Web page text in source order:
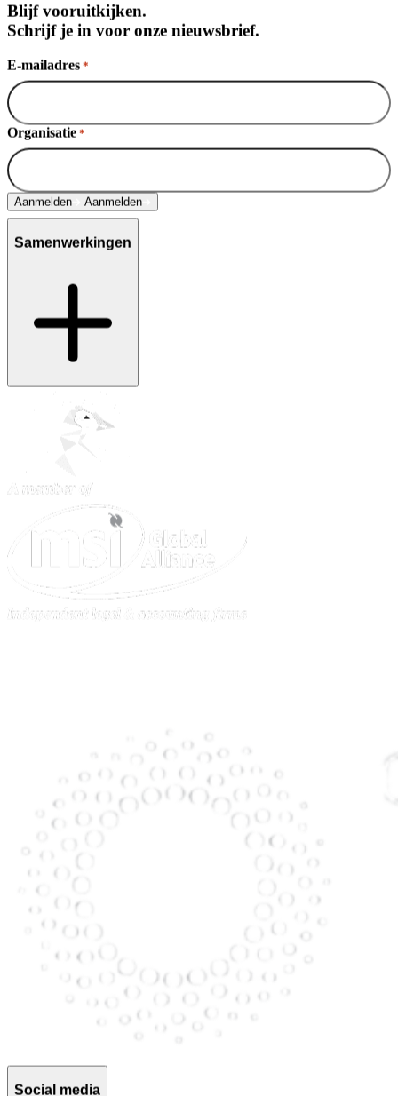
Blijf vooruitkijken.
Schrijf je in voor onze nieuwsbrief.
E-mailadres *
Organisatie *
Aanmelden Aanmelden
Samenwerkingen
Social media